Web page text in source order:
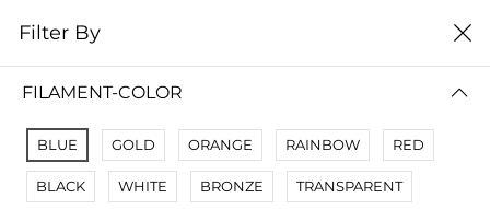
0
No Results
Not Found Filters1
Not Found Filters2
Filter By
FILAMENT-COLOR
BLUE GOLD ORANGE RAINBOW RED
BLACK WHITE BRONZE TRANSPARENT